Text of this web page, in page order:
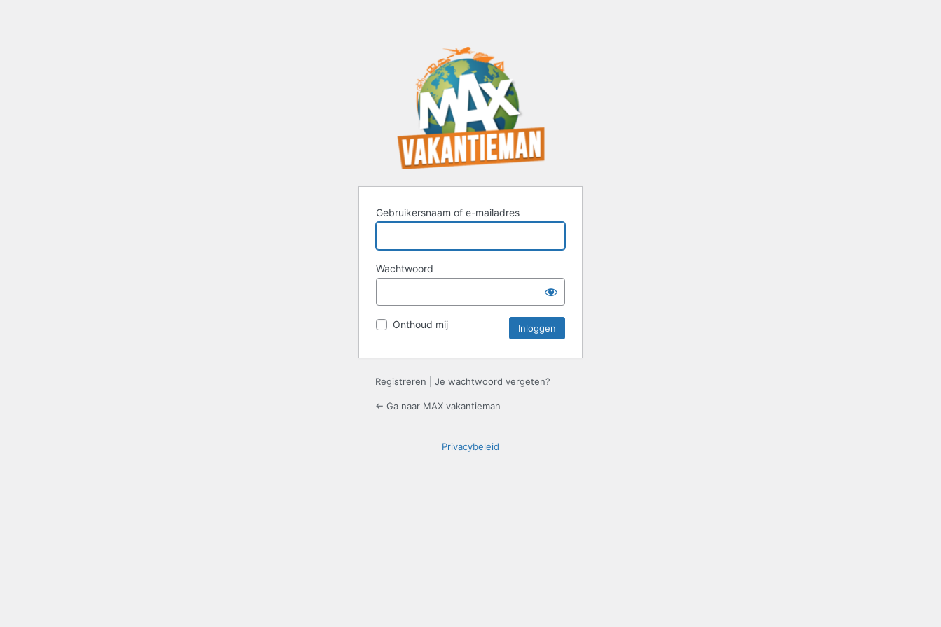
Gebruikersnaam of e-mailadres
Wachtwoord
Onthoud mij
Registreren Je wachtwoord vergeten?
← Ga naar MAX vakantieman
Privacybeleid